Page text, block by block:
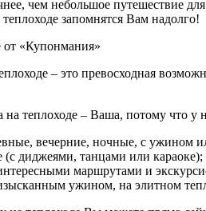
чем небольшое путешествие
запомнятся Вам надолго!
от «Купонмания»
– это превосходная
на теплоходе – Ваша, потому что у
вечерние, ночные, с ужином
диджеями, танцами или караоке);
маршрутами и
ужином, на элитном